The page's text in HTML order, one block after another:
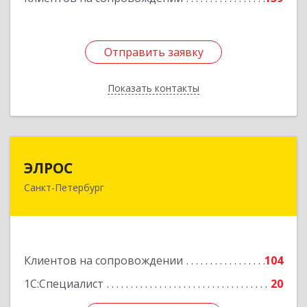
Отправить заявку
Показать контакты
Отправить заявку
Назад
ЭЛРОС
Санкт-Петербург
Клиентов на сопровождении
104
1С:Специалист
20
191024, Санкт-Петербург г, Тележная ул, дом №